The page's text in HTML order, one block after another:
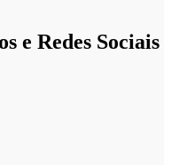
e Redes Sociais